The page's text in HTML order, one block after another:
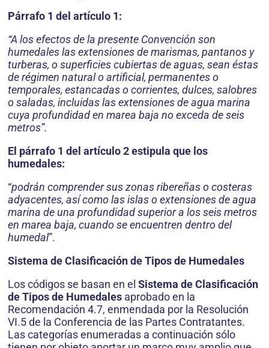
Párrafo 1 del artículo 1:
“A los efectos de la presente Convención son
humedales las extensiones de marismas, pantanos y
turberas, o superficies cubiertas de aguas, sean éstas
de régimen natural o artificial, permanentes o
temporales, estancadas o corrientes, dulces, salobres
o saladas, incluidas las extensiones de agua marina
cuya profundidad en marea baja no exceda de seis
metros”.
El párrafo 1 del artículo 2 estipula que los
humedales:
“podrán comprender sus zonas ribereñas o costeras
adyacentes, así como las islas o extensiones de agua
marina de una profundidad superior a los seis metros
en marea baja, cuando se encuentren dentro del
humedal”.
Sistema de Clasificación de Tipos de Humedales
Los códigos se basan en el Sistema de Clasificación
de Tipos de Humedales aprobado en la
Recomendación 4.7, enmendada por la Resolución
VI.5 de la Conferencia de las Partes Contratantes.
Las categorías enumeradas a continuación sólo